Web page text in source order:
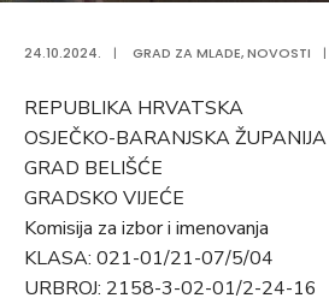
24.10.2024. | GRAD ZA MLADE,NOVOSTI |
REPUBLIKA HRVATSKA
OSJEČKO-BARANJSKA ŽUPANIJA
GRAD BELIŠĆE
GRADSKO VIJEĆE
Komisija za izbor i imenovanja
KLASA: 021-01/21-07/5/04
URBROJ: 2158-3-02-01/2-24-16